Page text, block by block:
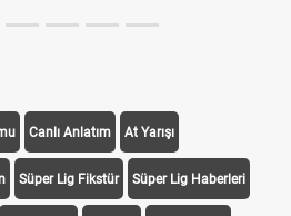
Canlı Anlatım At Yarışı
Süper Lig Fikstür Süper Lig Haberleri